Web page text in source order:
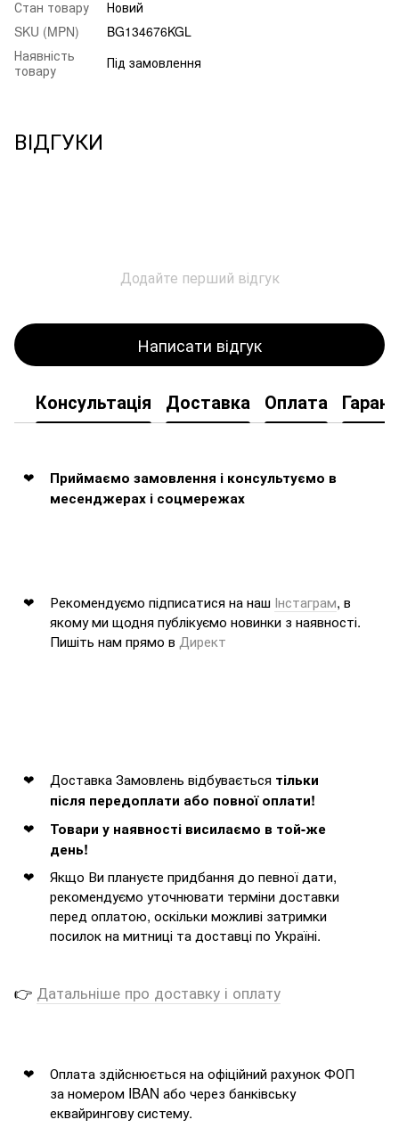
Стан товару
Новий
SKU (MPN)
BG134676KGL
Наявність
товару
Під замовлення
ВІДГУКИ
Додайте перший відгук
Написати відгук
Консультація Доставка Оплата
Приймаємо замовлення і консультуємо в
месенджерах і соцмережах
Рекомендуємо підписатися на наш Інстаграм, в
якому ми щодня публікуємо новинки з наявності.
Пишіть нам прямо в Директ
Доставка Замовлень відбувається тільки
після передоплати або повної оплати!
Товари у наявності висилаємо в той-же
день!
Якщо Ви плануєте придбання до певної дати,
рекомендуємо уточнювати терміни доставки
перед оплатою, оскільки можливі затримки
посилок на митниці та доставці по Україні.
👉 Датальніше про доставку і оплату
Оплата здійснюється на офіційний рахунок ФОП
за номером IBAN або через банківську
еквайрингову систему.